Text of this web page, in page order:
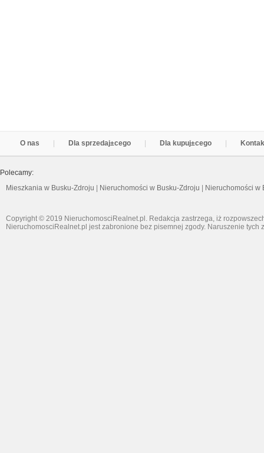
O nas Dla sprzedaj±cego Dla kupuj±cego
Polecamy:
Mieszkania w Busku-Zdroju | Nieruchomości w Busku-Zdroju | Nieruchomości w
Copyright © 2019 NieruchomosciRealnet.pl. Redakcja zastrzega, iż
NieruchomosciRealnet.pl jest zabronione bez pisemnej zgody. Naruszenie